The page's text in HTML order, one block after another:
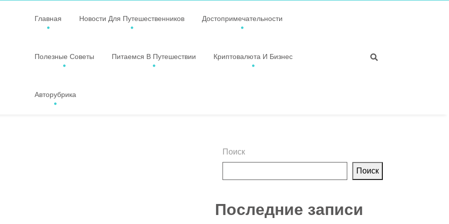
Главная Новости Для Путешественников Достопримечательности
Полезные Советы Питаемся В Путешествии Криптовалюта И Бизнес
Авторубрика
Поиск
Поиск
Последние записи